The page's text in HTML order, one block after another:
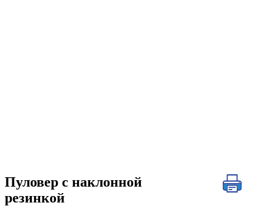
Пуловер с наклонной
резинкой